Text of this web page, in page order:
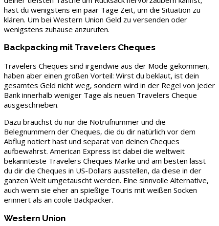
hast du wenigstens ein paar Tage Zeit, um die Situation zu
klären. Um bei Western Union Geld zu versenden oder
wenigstens zuhause anzurufen.
Backpacking mit Travelers Cheques
Travelers Cheques sind irgendwie aus der Mode gekommen,
haben aber einen großen Vorteil: Wirst du beklaut, ist dein
gesamtes Geld nicht weg, sondern wird in der Regel von jeder
Bank innerhalb weniger Tage als neuen Travelers Cheque
ausgeschrieben.
Dazu brauchst du nur die Notrufnummer und die
Belegnummern der Cheques, die du dir natürlich vor dem
Abflug notiert hast und separat von deinen Cheques
aufbewahrst. American Express ist dabei die weltweit
bekannteste Travelers Cheques Marke und am besten lässt
du dir die Cheques in US-Dollars ausstellen, da diese in der
ganzen Welt umgetauscht werden. Eine sinnvolle Alternative,
auch wenn sie eher an spießige Touris mit weißen Socken
erinnert als an coole Backpacker.
Western Union